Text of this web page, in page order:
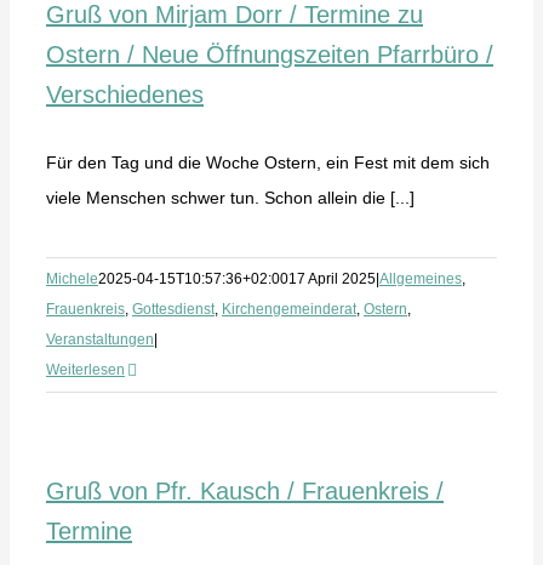
Gruß von Mirjam Dorr / Termine zu
Ostern / Neue Öffnungszeiten Pfarrbüro /
Verschiedenes
Für den Tag und die Woche Ostern, ein Fest mit dem sich
viele Menschen schwer tun. Schon allein die [...]
Michele2025-04-15T10:57:36+02:0017 April 2025 Allgemeines,
Frauenkreis, Gottesdienst, Kirchengemeinderat, Ostern,
Veranstaltungen
Weiterlesen
Gruß von Pfr. Kausch / Frauenkreis /
Termine